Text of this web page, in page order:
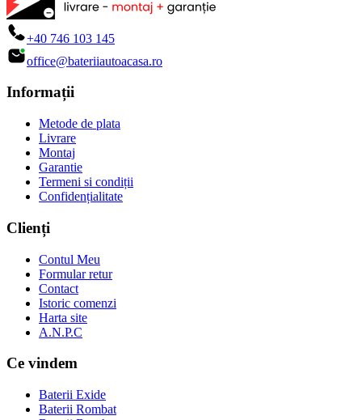
+40 746 103 145
office@bateriiautoacasa.ro
Informații
Metode de plata
Livrare
Montaj
Garantie
Termeni si condiții
Confidențialitate
Clienți
Contul Meu
Formular retur
Contact
Istoric comenzi
Harta site
A.N.P.C
Ce vindem
Baterii Exide
Baterii Rombat